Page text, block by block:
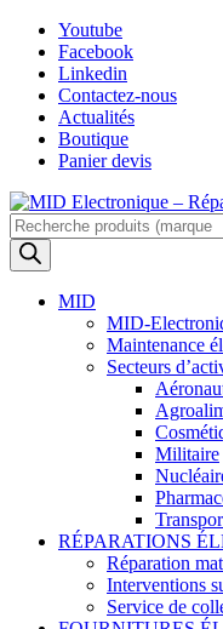
Skip
content
Youtube
Facebook
Linkedin
Contactez-nous
Actualités
Boutique
Panier devis
Recherche
de
produits
MID
MID-
Maintenance
Secteurs
Militaire
RÉPARATIONS
Réparation
Interventions
Service de